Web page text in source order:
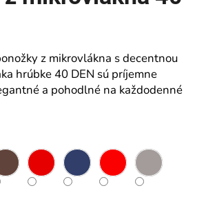
z mikrovlákna s decentnou
hrúbke 40 DEN sú príjemne
a pohodlné na každodenné